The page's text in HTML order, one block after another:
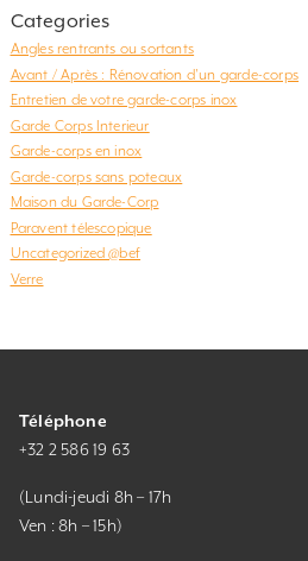
Categories
Angles rentrants ou sortants
Avant / Après : Rénovation d'un garde-corps
Entretien de votre garde-corps inox
Garde Corps Interieur
Garde-corps en inox
Garde-corps sans poteaux
Maison du Garde-Corp
Paravent télescopique
Uncategorized @bef
Verre
Téléphone
+32 2 586 19 63
(Lundi-jeudi 8h – 17h
Ven : 8h – 15h)